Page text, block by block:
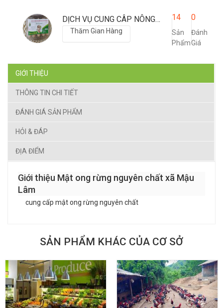
DỊCH VỤ CUNG CÂP NÔNG SẢN SẠCH LÊ PHƯƠNG
Thăm Gian Hàng
14
Sản
Phẩm
0
Đánh
Giá
GIỚI THIỆU
THÔNG TIN CHI TIẾT
ĐÁNH GIÁ SẢN PHẨM
HỎI & ĐÁP
ĐỊA ĐIỂM
Giới thiệu Mật ong rừng nguyên chất xã Mậu
Lâm
cung cấp mật ong rừng nguyên chất
SẢN PHẨM KHÁC CỦA CƠ SỞ